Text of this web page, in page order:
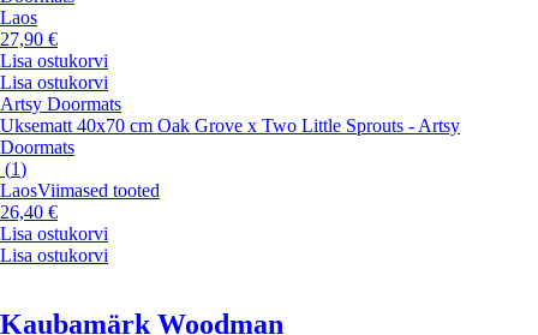
Laos
27,90 €
Lisa ostukorvi
Lisa ostukorvi
Artsy Doormats
Uksematt 40x70 cm Oak Grove x Two Little Sprouts - Artsy
Doormats
(1)
LaosViimased tooted
26,40 €
Lisa ostukorvi
Lisa ostukorvi
Kaubamärk Woodman